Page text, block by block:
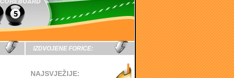
IZDVOJENE FORICE:
NAJSVJEŽIJE: